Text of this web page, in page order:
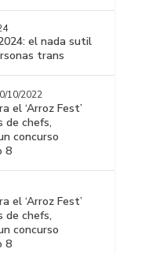
el nada sutil
trans
10/2022
el ‘Arroz Fest’
de chefs,
concurso
8
el ‘Arroz Fest’
de chefs,
concurso
8